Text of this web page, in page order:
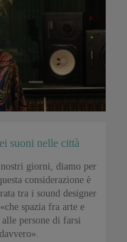
suoni nelle città
giorni, diamo per
considerazione è
tra i sound designer
spazia fra arte e
persone di farsi